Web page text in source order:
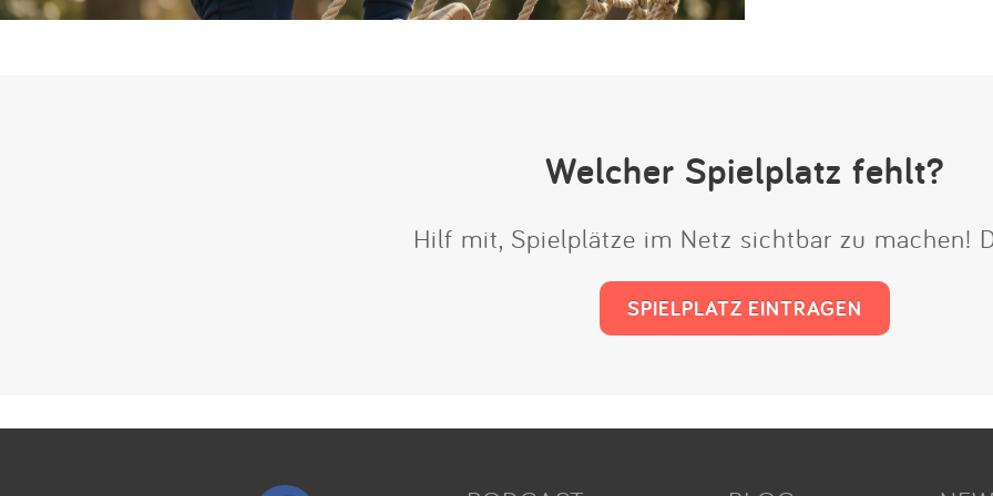
Welcher Spielplatz fehlt?
Hilf mit, Spielplätze im Netz sichtbar zu machen!
SPIELPLATZ EINTRAGEN